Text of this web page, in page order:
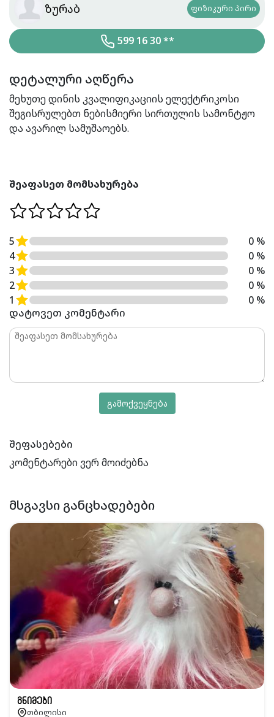
ზურაბ ფიზიკური პირი
599 16 30 **
დეტალური აღწერა
მეხუთე დინის კვალიფიკაციის ელექტრიკოსი
შეგისრულებთ ნებისმიერი სირთულის სამონტჟო
და ავარილ სამუშაოებს.
შეაფასეთ მომსახურება
5
0 %
4
0 %
3
0 %
2
0 %
1
0 %
დატოვეთ კომენტარი
გამოქვეყნება
შეფასებები
კომენტარები ვერ მოიძებნა
ᲛᲡᲒᲐᲕᲡᲘ ᲒᲐᲜᲪᲮᲐᲓᲔᲑᲔᲑᲘ
გნიმები
თბილისი